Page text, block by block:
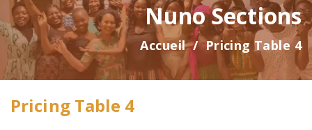
Nuno Sections
Accueil Pricing Table 4
Pricing Table 4